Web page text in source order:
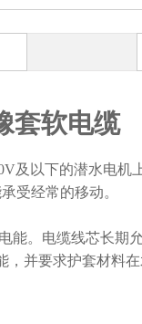
套软电缆
及以下的潜水电机
受经常的移动。
能。电缆线芯长期
并要求护套材料在